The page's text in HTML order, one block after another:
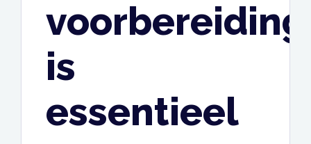
voorbereiding
is
essentieel